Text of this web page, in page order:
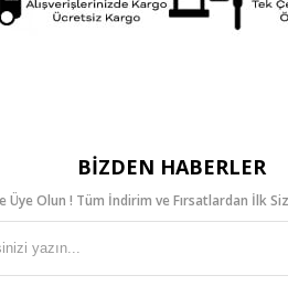
BIZDEN HABERLER
Üye Olun ! Tüm İndirim ve Fırsatlardan İlk